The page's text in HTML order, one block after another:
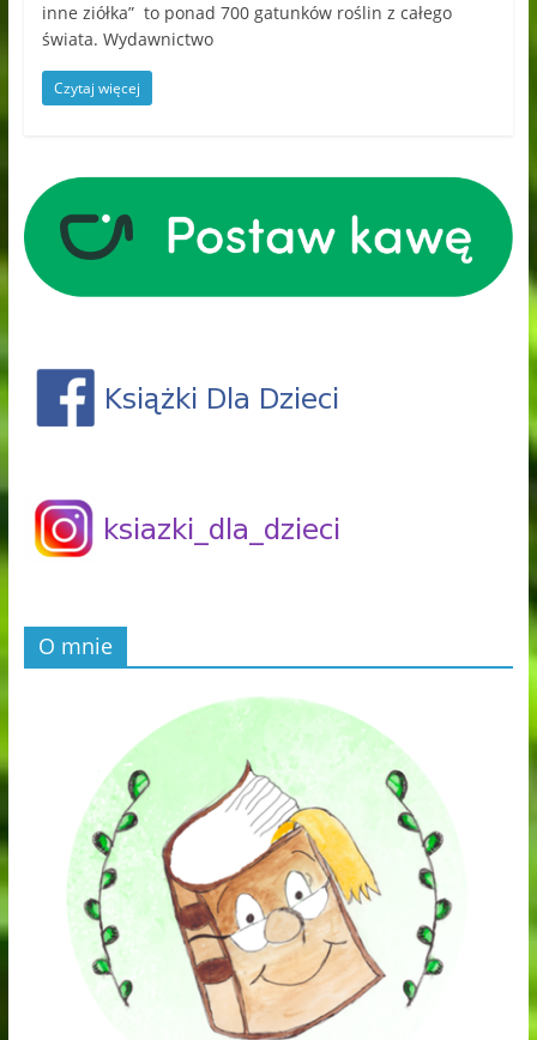
inne ziółka” to ponad 700 gatunków roślin z całego
świata. Wydawnictwo
Czytaj więcej
O mnie